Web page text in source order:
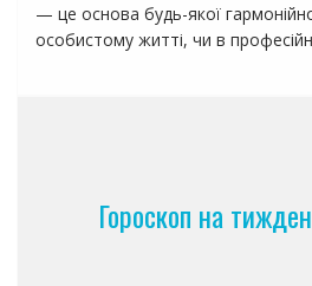
— це основа будь-якої
особистому житті, чи в
Гороскоп на